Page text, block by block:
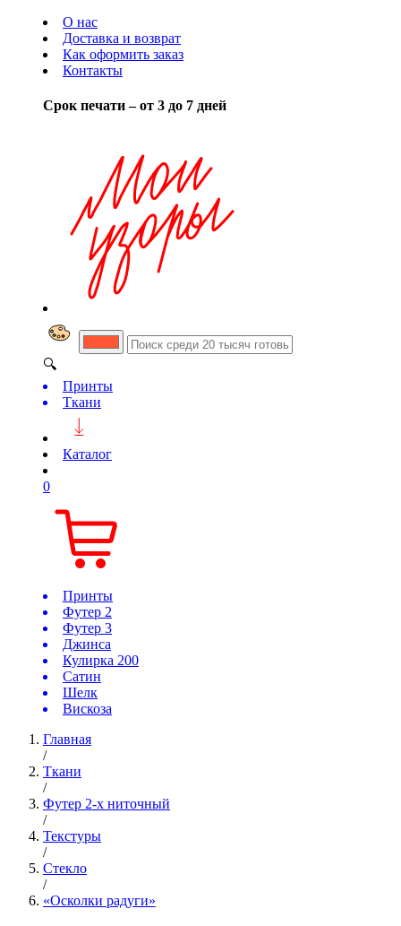
О нас
Доставка и возврат
Как оформить заказ
Контакты
Срок печати – от 3 до 7 дней
🔍
Принты
Ткани
Каталог
0
Принты
Футер 2
Футер 3
Джинса
Кулирка 200
Сатин
Шелк
Вискоза
Главная
/
Ткани
/
Футер 2-х ниточный
/
Текстуры
/
Стекло
/
«Осколки радуги»